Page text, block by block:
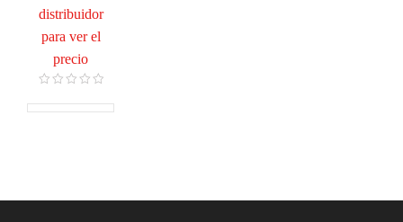
distribuidor
para ver el
precio